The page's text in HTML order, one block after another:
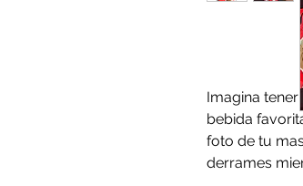
Imagina
bebida
foto de tu
derrames